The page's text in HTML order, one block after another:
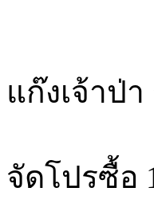
แก๊งเจ้าป่
จัดโปรซื้อ